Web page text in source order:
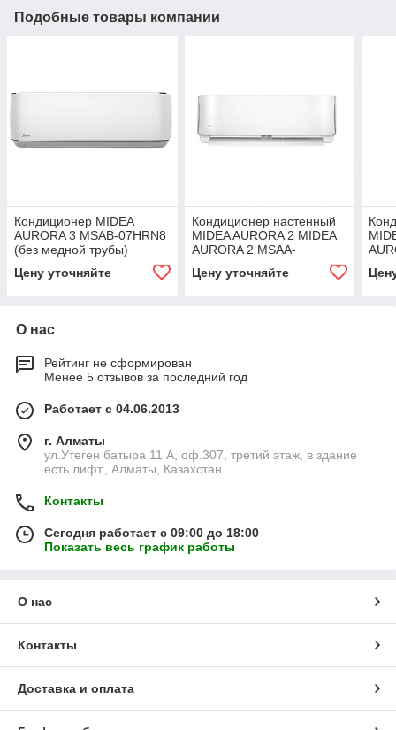
Подобные товары компании
Кондиционер MIDEA
AURORA 3 MSAB-07HRN8
(без медной трубы)
Цену уточняйте
Кондиционер настенный
MIDEA AURORA 2 MIDEA
AURORA 2 MSAA-
трубы)
Цену уточняйте
О нас
Рейтинг не сформирован
Менее 5 отзывов за последний год
Работает с 04.06.2013
г. Алматы
ул.Утеген батыра 11 А, оф.307, третий этаж, в здание
есть лифт., Алматы, Казахстан
Контакты
Сегодня работает с 09:00 до 18:00
Показать весь график работы
О нас
Контакты
Доставка и оплата